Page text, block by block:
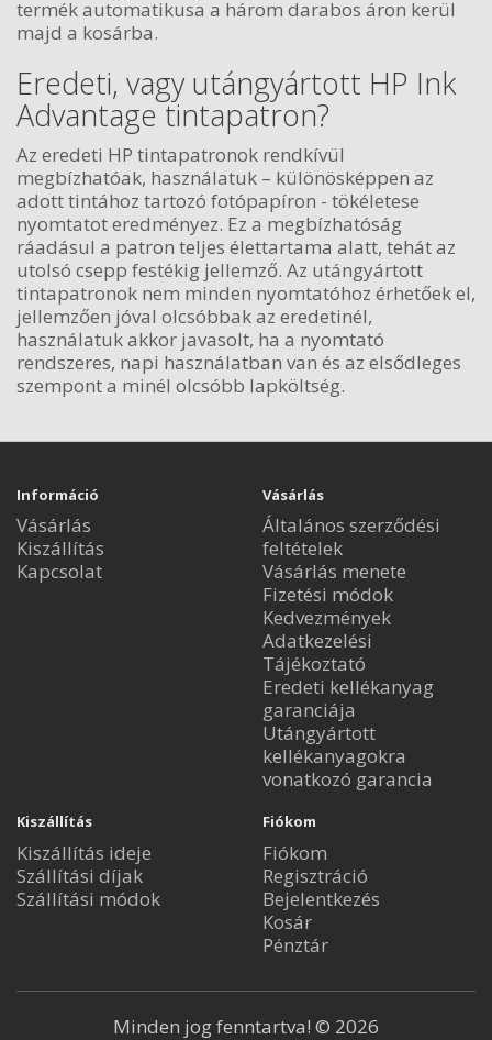
termék automatikusa a három darabos áron kerül
majd a kosárba.
Eredeti, vagy utángyártott HP Ink
Advantage tintapatron?
Az eredeti HP tintapatronok rendkívül
megbízhatóak, használatuk – különösképpen az
adott tintához tartozó fotópapíron - tökéletese
nyomtatot eredményez. Ez a megbízhatóság
ráadásul a patron teljes élettartama alatt, tehát az
utolsó csepp festékig jellemző. Az utángyártott
tintapatronok nem minden nyomtatóhoz érhetőek el,
jellemzően jóval olcsóbbak az eredetinél,
használatuk akkor javasolt, ha a nyomtató
rendszeres, napi használatban van és az elsődleges
szempont a minél olcsóbb lapköltség.
Információ
Vásárlás
Kiszállítás
Kapcsolat
Vásárlás
Általános szerződési
feltételek
Vásárlás menete
Fizetési módok
Kedvezmények
Adatkezelési
Tájékoztató
Eredeti kellékanyag
garanciája
Utángyártott
kellékanyagokra
vonatkozó garancia
Kiszállítás
Kiszállítás ideje
Szállítási díjak
Szállítási módok
Fiókom
Fiókom
Regisztráció
Bejelentkezés
Kosár
Pénztár
Minden jog fenntartva! © 2026